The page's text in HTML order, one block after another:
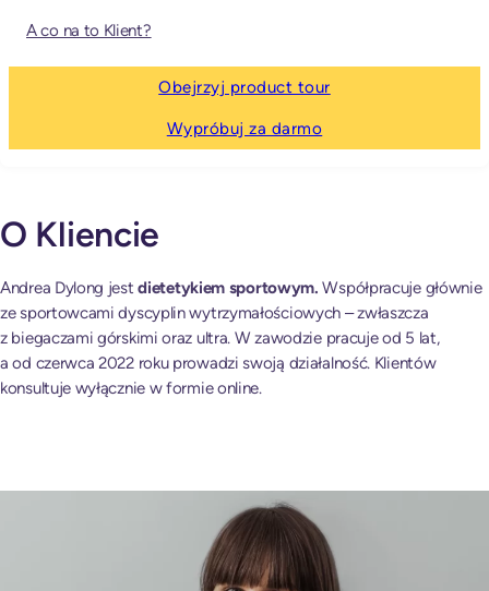
A co na to Klient?
Obejrzyj product tour
Wypróbuj za darmo
O Kliencie
Andrea Dylong jestdietetykiem sportowym.Współpracuje głównie
ze sportowcami dyscyplin wytrzymałościowych – zwłaszcza
z biegaczami górskimi oraz ultra. W zawodzie pracuje od 5 lat,
a od czerwca 2022 roku prowadzi swoją działalność. Klientów
konsultuje wyłącznie w formie online.